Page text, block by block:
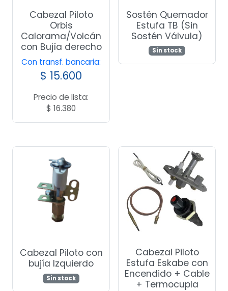
Cabezal Piloto
Orbis
Calorama/Volcán
con Bujía derecho
Con transf. bancaria:
$ 15.600
Precio de lista:
$ 16.380
Sostén Quemador
Estufa TB (Sin
Sostén Válvula)
Sin stock
Cabezal Piloto con
bujía Izquierdo
Sin stock
Cabezal Piloto
Estufa Eskabe con
Encendido + Cable
+ Termocupla